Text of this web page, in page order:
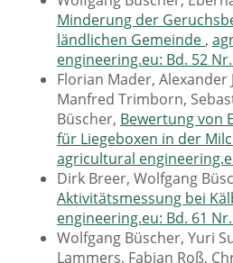
Minderung der
ländlichen Gemeinde ,
engineering.eu: Bd. 52
Florian Mader, Alexander
Manfred Trimborn,
Büscher, Bewertung von
für Liegeboxen in der
agricultural
Dirk Breer, Wolfgang
Aktivitätsmessung bei
engineering.eu: Bd. 61
Wolfgang Büscher, Yuri
Lammers, Fabian Roß,